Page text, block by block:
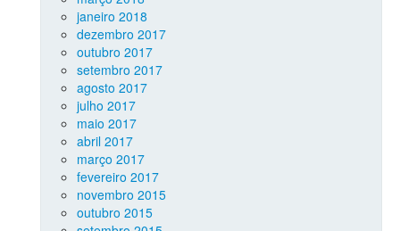
janeiro 2018
dezembro 2017
outubro 2017
setembro 2017
agosto 2017
julho 2017
maio 2017
abril 2017
março 2017
fevereiro 2017
novembro 2015
outubro 2015